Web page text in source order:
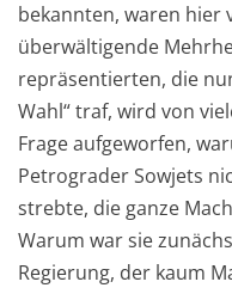
bekannten, waren hier
überwältigende
repräsentierten, die
Wahl“ traf, wird von
Frage aufgeworfen,
Petrograder Sowjets
strebte, die ganze
Warum war sie
Regierung, der kaum